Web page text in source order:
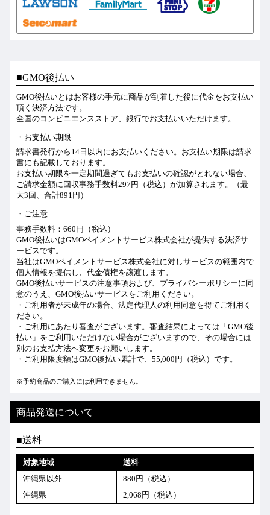
GMO後払い
GMO後払いとはお客様の手元に商品が到着した後に代金をお支払い
頂く決済方法です。
全国のコンビニエンスストア、銀行でお支払いいただけます。
お支払い期限
請求書発行から14日以内にお支払いください。お支払い期限は請求
書にも記載しております。
お支払い期限を一定期間過ぎてもお支払いの確認がとれない場合、
ご請求金額に回収事務手数料297円（税込）が加算されます。（最
大3回、合計891円）
ご注意
事務手数料：660円（税込）
GMO後払いはGMOペイメントサービス株式会社が提供する決済サ
ービスです。
当社はGMOペイメントサービス株式会社に対しサービスの範囲内で
個人情報を提供し、代金債権を譲渡します。
GMO後払いサービスの注意事項および、 プライバシーポリシーに同
意のうえ、GMO後払いサービスをご利用ください。
・ご利用者が未成年の場合、法定代理人の利用同意を得てご利用く
ださい。
・ご利用にあたり審査がございます。審査結果によっては「GMO後
払い」をご利用いただけない場合がございますので、その場合には
別のお支払方法へ変更をお願いします。
・ご利用限度額はGMO後払い累計で、55,000円（税込）です。
※予約商品のご購入には利用できません。
商品発送について
送料
対象地域
送料
沖縄県以外
880円（税込）
沖縄県
2,068円（税込）